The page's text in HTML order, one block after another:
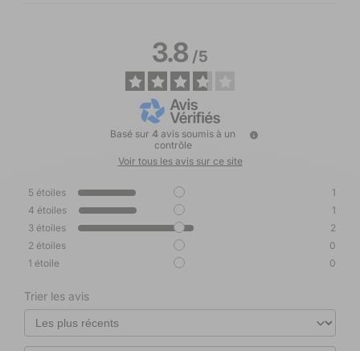
3.8/5
Basé sur 4 avis soumis à un
contrôle
Voir tous les avis sur ce site
5 étoiles
1
4 étoiles
1
3 étoiles
2
2 étoiles
0
1 étoile 0
Trier les avis